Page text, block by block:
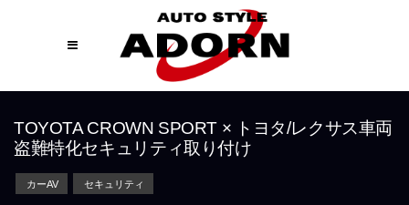
TOYOTA CROWN SPORT × トヨタ/レクサス車両
盗難特化セキュリティ取り付け
カーAV セキュリティ